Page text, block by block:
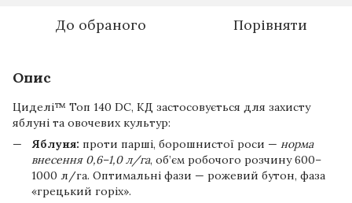
До обраного Порівняти
Опис
Циделі™ Топ 140 DC, КД застосовується для захисту
яблуні та овочевих культур:
Яблуня: проти парші, борошнистої роси — норма
внесення 0,6–1,0 л/га, об’єм робочого розчину 600–
1000 л/га. Оптимальні фази — рожевий бутон, фаза
«грецький горіх».